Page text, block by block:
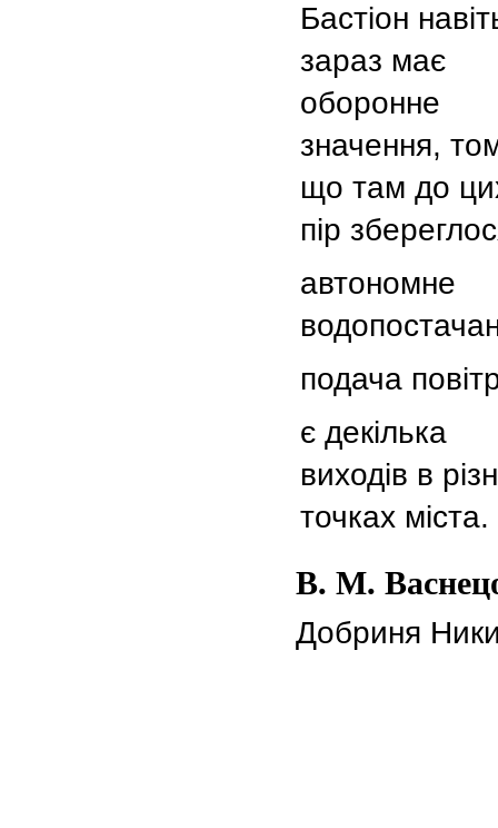
Бастіон
зараз має
оборонне
значення,
що там до
пір
автономне
подача
є декілька
виходів в
точках міста.
В. М.
Добриня